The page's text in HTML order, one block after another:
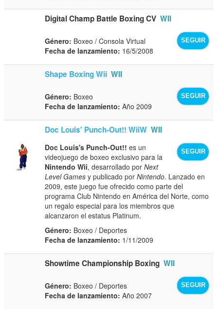
Digital Champ Battle Boxing CV WII
SEGUIR
Género: Boxeo / Consola Virtual
Fecha de lanzamiento: 16/5/2008
Shape Boxing Wii WII
SEGUIR
Género: Boxeo
Fecha de lanzamiento: Año 2009
Doc Louis' Punch-Out!! WiiW WII
SEGUIR
Doc Louis's Punch-Out!! es un
videojuego de boxeo exclusivo para la
Nintendo Wii, desarrollado porNext
Level Games y publicado porNintendo. Lanzado en
2009, este juego fue ofrecido como parte del
programa Club Nintendo en América del Norte, como
un regalo especial para los miembros que
alcanzaron el estatus Platinum.
Género: Boxeo / Deportes
Fecha de lanzamiento: 1/11/2009
Showtime Championship Boxing WII
SEGUIR
Género: Boxeo / Deportes
Fecha de lanzamiento: Año 2007